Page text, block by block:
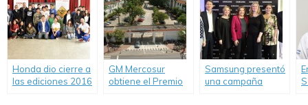
durante la COP21
Honda dio cierre a
las ediciones 2016
GM Mercosur
obtiene el Premio
Samsung presentó
una campaña